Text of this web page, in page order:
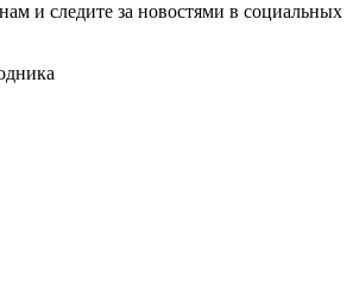
и следите за новостями в социальных